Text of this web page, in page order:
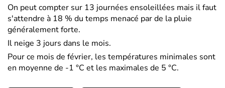
On peut compter sur 13 journées ensoleillées mais il faut
s'attendre à 18 % du temps menacé par de la pluie
généralement forte.
Il neige 3 jours dans le mois.
Pour ce mois de février, les températures minimales sont
en moyenne de -1 °C et les maximales de 5 °C.